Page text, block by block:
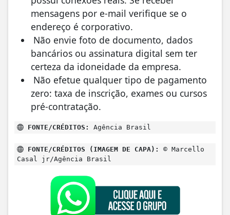
mensagens por e-mail verifique se o
endereço é corporativo.
Não envie foto de documento, dados
bancários ou assinatura digital sem ter
certeza da idoneidade da empresa.
Não efetue qualquer tipo de pagamento
zero: taxa de inscrição, exames ou cursos
pré-contratação.
FONTE/CRÉDITOS: Agência Brasil
FONTE/CRÉDITOS (IMAGEM DE CAPA):
© Marcello
Casal jr/Agência Brasil